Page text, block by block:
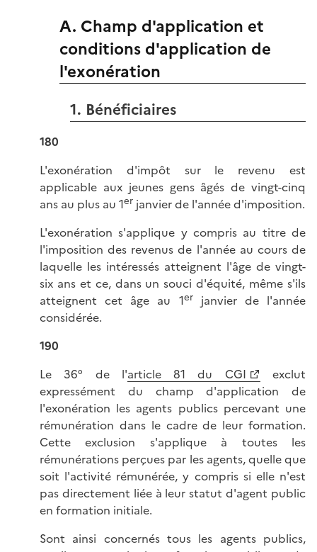
A. Champ d'application et
conditions d'application de
l'exonération
1. Bénéficiaires
180
L'exonération d'impôt sur le revenu est
applicable aux jeunes gens âgés de vingt-cinq
ans au plus au 1er janvier de l'année d'imposition.
L'exonération s'applique y compris au titre de
l'imposition des revenus de l'année au cours de
laquelle les intéressés atteignent l'âge de vingt-
six ans et ce, dans un souci d'équité, même s'ils
atteignent cet âge au 1erjanvier de l'année
considérée.
190
Le 36° de l'article 81 du CGI
exclut
expressément du champ d'application de
l'exonération les agents publics percevant une
rémunération dans le cadre de leur formation.
Cette exclusion s'applique à toutes les
rémunérations perçues par les agents, quelle que
soit l'activité rémunérée, y compris si elle n'est
pas directement liée à leur statut d'agent public
en formation initiale.
Sont ainsi concernés tous les agents publics,